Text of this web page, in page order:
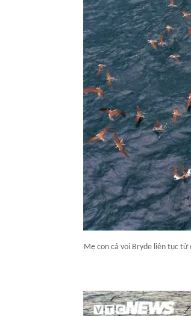
Mẹ con cá voi Bryde liên tục